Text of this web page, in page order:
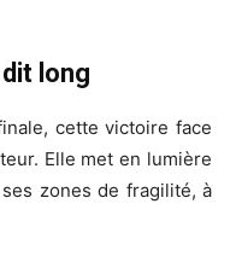
long
cette victoire face
Elle met en lumière
zones de fragilité, à